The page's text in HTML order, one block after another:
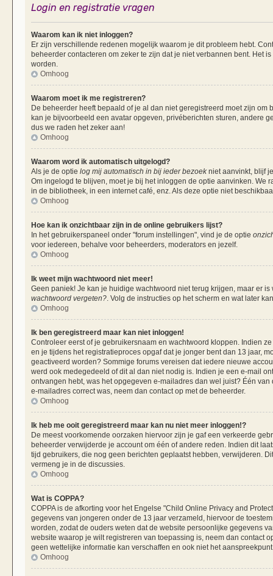
Login en registratie vragen
Waarom kan ik niet inloggen?
Er zijn verschillende redenen mogelijk waarom je dit probleem hebt.
beheerder contacteren om zeker te zijn dat je niet verbannen bent. Het
worden.
Omhoog
Waarom moet ik me registreren?
De beheerder heeft bepaald of je al dan niet geregistreerd moet zijn
kan je bijvoorbeeld een avatar opgeven, privéberichten sturen, andere
dus we raden het zeker aan!
Omhoog
Waarom word ik automatisch uitgelogd?
Als je de optie log mij automatisch in bij ieder bezoekniet aanvinkt, blijf
Om ingelogd te blijven, moet je bij het inloggen de optie aanvinken. We
in de bibliotheek, in een internet café, enz. Als deze optie niet
Omhoog
Hoe kan ik onzichtbaar zijn in de online gebruikers lijst?
In het gebruikerspaneel onder "forum instellingen", vind je de optie
voor iedereen, behalve voor beheerders, moderators en jezelf.
Omhoog
Ik weet mijn wachtwoord niet meer!
Geen paniek! Je kan je huidige wachtwoord niet terug krijgen, maar er
wachtwoord vergeten? . Volg de instructies op het scherm en wat later
Omhoog
Ik ben geregistreerd maar kan niet inloggen!
Controleer eerst of je gebruikersnaam en wachtwoord kloppen. Indien
en je tijdens het registratieproces opgaf dat je jonger bent dan 13 jaar,
geactiveerd worden? Sommige forums vereisen dat iedere nieuwe
werd ook medegedeeld of dit al dan niet nodig is. Indien je een e-mail
ontvangen hebt, was het opgegeven e-mailadres dan wel juist? Één
e-mailadres correct was, neem dan contact op met de beheerder.
Omhoog
Ik heb me ooit geregistreerd maar kan nu niet meer inloggen!?
De meest voorkomende oorzaken hiervoor zijn je gaf een verkeerde
beheerder verwijderde je account om één of andere reden. Indien dit
tijd gebruikers, die nog geen berichten geplaatst hebben, verwijderen.
vermeng je in de discussies.
Omhoog
Wat is COPPA?
COPPA is de afkorting voor het Engelse "Child Online Privacy and
gegevens van jongeren onder de 13 jaar verzameld, hiervoor de
worden, zodat de ouders weten dat de website persoonlijke gegevens
website waarop je wilt registreren van toepassing is, neem dan contact
geen wettelijke informatie kan verschaffen en ook niet het
Omhoog